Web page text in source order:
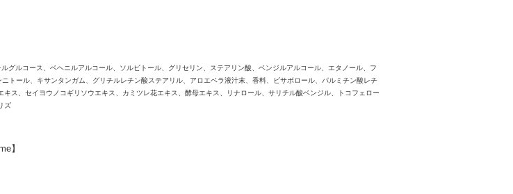
ルコース、ベヘニルアルコール、ソルビトール、グリセリン、ステアリン酸、ベンジルアルコール、エタノール、フ
トール、キサンタンガム、グリチルレチン酸ステアリル、アロエベラ液汁末、香料、ビサボロール、パルミチン酸レチ
ス、セイヨウノコギリソウエキス、カミツレ花エキス、酵母エキス、リナロール、サリチル酸ベンジル、トコフェロー
ズ
】